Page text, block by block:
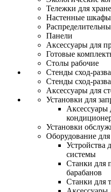
Тележки для
Настенные шкафы
Панели
Аксессуары для
Готовые
Столы рабочие
Стенды сход-
Стенды сход-
Аксессуары для
Установки для
Аксессуары
Установки
Оборудование
Устройства
системы
Станки для
барабанов
Станки для